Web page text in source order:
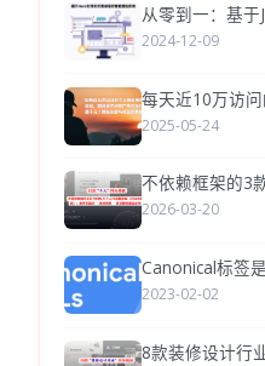
从零到一：基于
2024-12-09
每天近10万访
2025-05-24
不依赖框架的3
2026-03-20
Canonical标签
2023-02-02
8款装修设计行